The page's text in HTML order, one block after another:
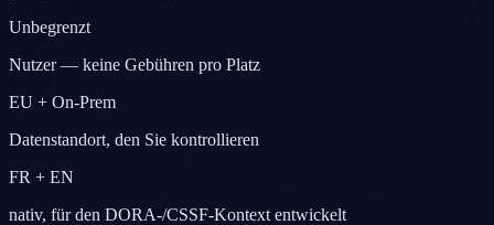
Unbegrenzt
Nutzer — keine Gebühren pro Platz
EU + On-Prem
Datenstandort, den Sie kontrollieren
FR + EN
nativ, für den DORA-/CSSF-Kontext entwickelt